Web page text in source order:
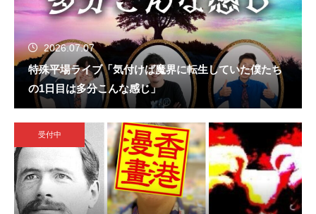
2026.07.07
特殊平場ライブ「気付けば魔界に転生していた僕たち
の1日目は多分こんな感じ」
受付中